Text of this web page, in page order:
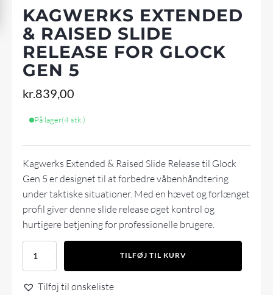
KAGWERKS EXTENDED
& RAISED SLIDE
RELEASE FOR GLOCK
GEN 5
kr.839,00
På lager(4 stk.)
Kagwerks Extended & Raised Slide Release til Glock
Gen 5 er designet til at forbedre våbenhåndtering
under taktiske situationer. Med en hævet og forlænget
profil giver denne slide release øget kontrol og
hurtigere betjening for professionelle brugere.
Kagwerks
&
Raised
TILFØJ TIL KURV
Tilføj til ønskeliste